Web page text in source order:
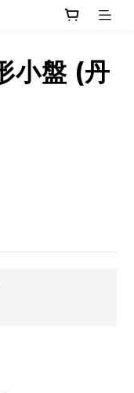
小盤 (丹